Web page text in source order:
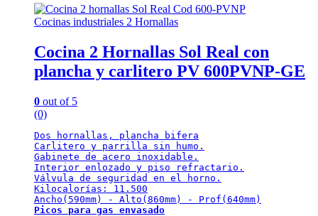
Cocinas industriales 2 Hornallas
Cocina 2 Hornallas Sol Real con
plancha y carlitero PV 600PVNP-GE
0 out of 5
(0)
Dos hornallas, plancha bifera
Carlitero y parrilla sin humo.
Gabinete de acero inoxidable.
Interior enlozado y piso refractario.
Válvula de seguridad en el horno.
Kilocalorías: 11.500
Picos para gas envasado